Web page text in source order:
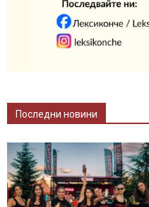
Последни новини